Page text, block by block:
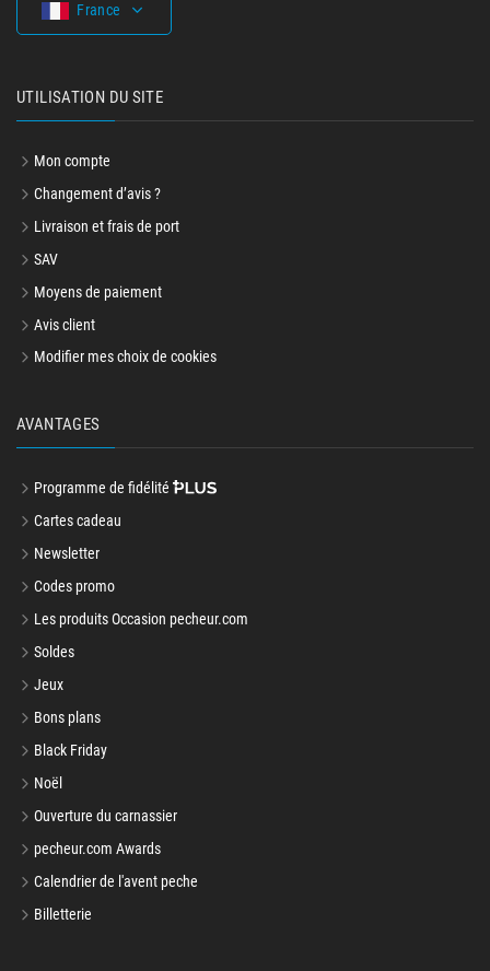
France
UTILISATION DU SITE
Mon compte
Changement d’avis ?
Livraison et frais de port
SAV
Moyens de paiement
Avis client
Modifier mes choix de cookies
AVANTAGES
Programme de fidélité
Cartes cadeau
Newsletter
Codes promo
Les produits Occasion pecheur.com
Soldes
Jeux
Bons plans
Black Friday
Noël
Ouverture du carnassier
pecheur.com Awards
Calendrier de l'avent peche
Billetterie